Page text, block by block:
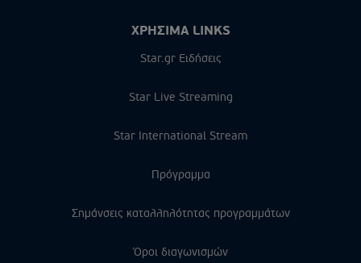
ΧΡΗΣΙΜΑ LINKS
Star.gr Ειδήσεις
Star Live Streaming
Star International Stream
Πρόγραμμα
Σημάνσεις καταλληλότητας προγραμμάτων
Όροι διαγωνισμών